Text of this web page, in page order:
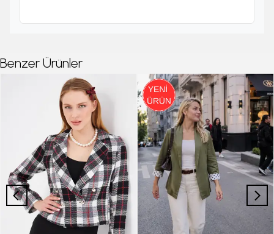
Benzer Ürünler